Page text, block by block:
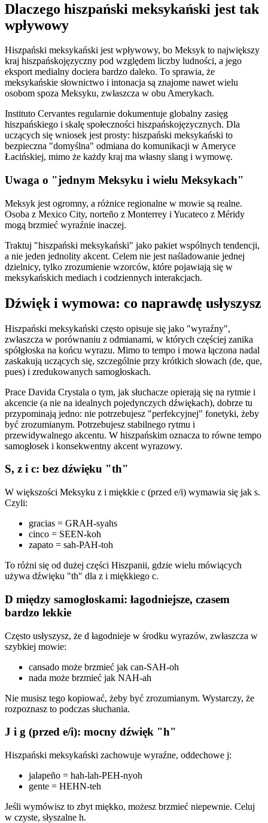
Dlaczego hiszpański meksykański jest tak
wpływowy
Hiszpański meksykański jest wpływowy, bo Meksyk to największy
kraj hiszpańskojęzyczny pod względem liczby ludności, a jego
eksport medialny dociera bardzo daleko. To sprawia, że
meksykańskie słownictwo i intonacja są znajome nawet wielu
osobom spoza Meksyku, zwłaszcza w obu Amerykach.
Instituto Cervantes regularnie dokumentuje globalny zasięg
hiszpańskiego i skalę społeczności hiszpańskojęzycznych. Dla
uczących się wniosek jest prosty: hiszpański meksykański to
bezpieczna "domyślna" odmiana do komunikacji w Ameryce
Łacińskiej, mimo że każdy kraj ma własny slang i wymowę.
Uwaga o "jednym Meksyku i wielu Meksykach"
Meksyk jest ogromny, a różnice regionalne w mowie są realne.
Osoba z Mexico City, norteño z Monterrey i Yucateco z Méridy
mogą brzmieć wyraźnie inaczej.
Traktuj "hiszpański meksykański" jako pakiet wspólnych tendencji,
a nie jeden jednolity akcent. Celem nie jest naśladowanie jednej
dzielnicy, tylko zrozumienie wzorców, które pojawiają się w
meksykańskich mediach i codziennych interakcjach.
Dźwięk i wymowa: co naprawdę usłyszysz
Hiszpański meksykański często opisuje się jako "wyraźny",
zwłaszcza w porównaniu z odmianami, w których częściej zanika
spółgłoska na końcu wyrazu. Mimo to tempo i mowa łączona nadal
zaskakują uczących się, szczególnie przy krótkich słowach (de, que,
pues) i zredukowanych samogłoskach.
Prace Davida Crystala o tym, jak słuchacze opierają się na rytmie i
akcencie (a nie na idealnych pojedynczych dźwiękach), dobrze tu
przypominają jedno: nie potrzebujesz "perfekcyjnej" fonetyki, żeby
być zrozumianym. Potrzebujesz stabilnego rytmu i
przewidywalnego akcentu. W hiszpańskim oznacza to równe tempo
samogłosek i konsekwentny akcent wyrazowy.
S, z i c: bez dźwięku "th"
W większości Meksyku z i miękkie c (przed e/i) wymawia się jak s.
Czyli:
gracias = GRAH-syahs
cinco = SEEN-koh
zapato = sah-PAH-toh
To różni się od dużej części Hiszpanii, gdzie wielu mówiących
używa dźwięku "th" dla z i miękkiego c.
D między samogłoskami: łagodniejsze, czasem
bardzo lekkie
Często usłyszysz, że d łagodnieje w środku wyrazów, zwłaszcza w
szybkiej mowie:
cansado może brzmieć jak can-SAH-oh
nada może brzmieć jak NAH-ah
Nie musisz tego kopiować, żeby być zrozumianym. Wystarczy, że
rozpoznasz to podczas słuchania.
J i g (przed e/i): mocny dźwięk "h"
Hiszpański meksykański zachowuje wyraźne, oddechowe j:
jalapeño = hah-lah-PEH-nyoh
gente = HEHN-teh
Jeśli wymówisz to zbyt miękko, możesz brzmieć niepewnie. Celuj
w czyste, słyszalne h.